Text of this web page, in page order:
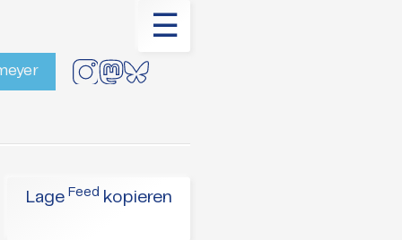
☰
Lage Feed kopieren